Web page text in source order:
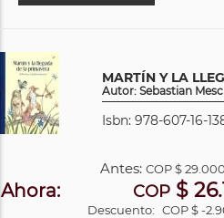
MARTÍN Y LA
Autor: Sebastian
Isbn: 978-607-16-
Antes:COP$ 29.000
Ahora: COP $
Descuento: COP $ -